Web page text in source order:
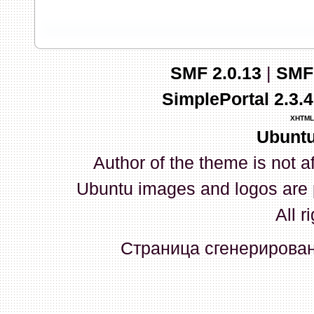
03 Апреля 2026, 10:02:33
whookey:GenKass: с
03 Апреля 2026, 05:22:56
GenKass:По тому же
02 Апреля 2026, 12:56:37
GenKass:Всем доброго
серии (6592) 1-1245, 3-
прошить до 7926, чтобы
Атол 11 видится в системе
SMF 2.0.13|
SimplePortal
XHTML
Author of the theme is not
Ubuntu images and logos
All
Страница